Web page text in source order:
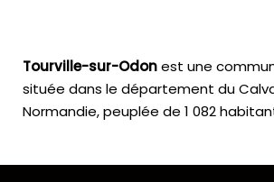
Tourville-sur-Odonest une
située dans le département du
Normandie, peuplée de 1 082